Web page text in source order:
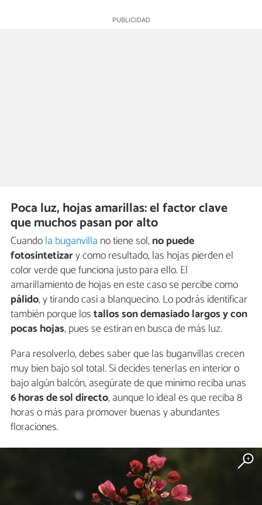
Poca luz, hojas amarillas: el factor clave
que muchos pasan por alto
Cuandola buganvilla no tiene sol,no puede
fotosintetizary como resultado, las hojas pierden el
color verde que funciona justo para ello. El
amarillamiento de hojas en este caso se percibe como
pálido, y tirando casi a blanquecino. Lo podrás identificar
también porque lostallos son demasiado largos y con
pocas hojas, pues se estiran en busca de más luz.
Para resolverlo, debes saber que las buganvillas crecen
muy bien bajo sol total. Si decides tenerlas en interior o
bajo algún balcón, asegúrate de que mínimo reciba unas
6 horas de sol directo, aunque lo ideal es que reciba 8
horas o más para promover buenas y abundantes
floraciones.